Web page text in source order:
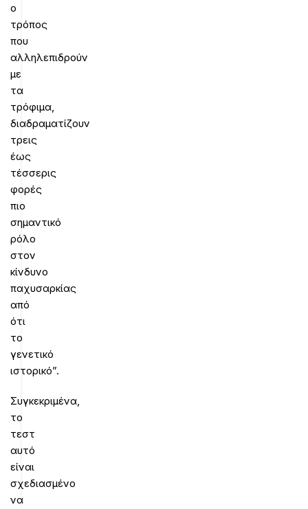
ο
τρόπος
που
αλληλεπιδρούν
με
τα
τρόφιμα,
διαδραματίζουν
τρεις
έως
τέσσερις
φορές
πιο
σημαντικό
ρόλο
στον
κίνδυνο
παχυσαρκίας
από
ότι
το
γενετικό
ιστορικό”.
Συγκεκριμένα,
το
τεστ
αυτό
είναι
σχεδιασμένο
να